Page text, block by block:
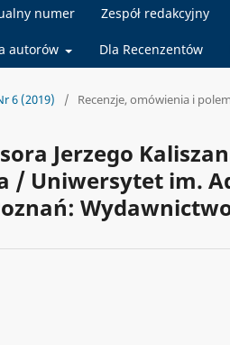
numer Zespół redakcyjny
autorów Dla Recenzentów
6 (2019) / Recenzje, omówienia i
Jerzego
/ Uniwersytet im.